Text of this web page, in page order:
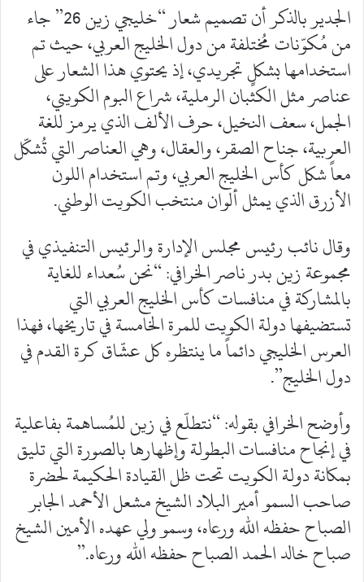
الجدير بالذكر أن تصميم شعار “خليجي زين 26” جاء
من مُكوّنات مُختلفة من دول الخليج العربي، حيث تم
استخدامها بشكلٍ تجريدي، إذ يحتوي هذا الشعار على
عناصر مثل الكثبان الرملية، شراع البوم الكويتي،
الجمل، سعف النخيل، حرف الألف الذي يرمز للغة
العربية، جناح الصقر، والعقال، وهي العناصر التي تُشكّل
معاً شكل كأس الخليج العربي، وتم استخدام اللون
الأزرق الذي يمثل ألوان منتخب الكويت الوطني.
وقال نائب رئيس مجلس الإدارة والرئيس التنفيذي في
مجموعة زين بدر ناصر الخرافي: “نحن سُعداء للغاية
بالمشاركة في منافسات كأس الخليج العربي التي
تستضيفها دولة الكويت للمرة الخامسة في تاريخها، فهذا
العرس الخليجي دائماً ما ينتظره كل عشّاق كرة القدم في
دول الخليج”.
وأوضح الخرافي بقوله: “نتطلّع في زين للمُساهمة بفاعلية
في إنجاح منافسات البطولة وإظهارها بالصورة التي تليق
بمكانة دولة الكويت تحت ظل القيادة الحكيمة لحضرة
صاحب السمو أمير البلاد الشيخ مشعل الأحمد الجابر
الصباح حفظه الله ورعاه، وسمو ولي عهده الأمين الشيخ
صباح خالد الحمد الصباح حفظه الله ورعاه.”